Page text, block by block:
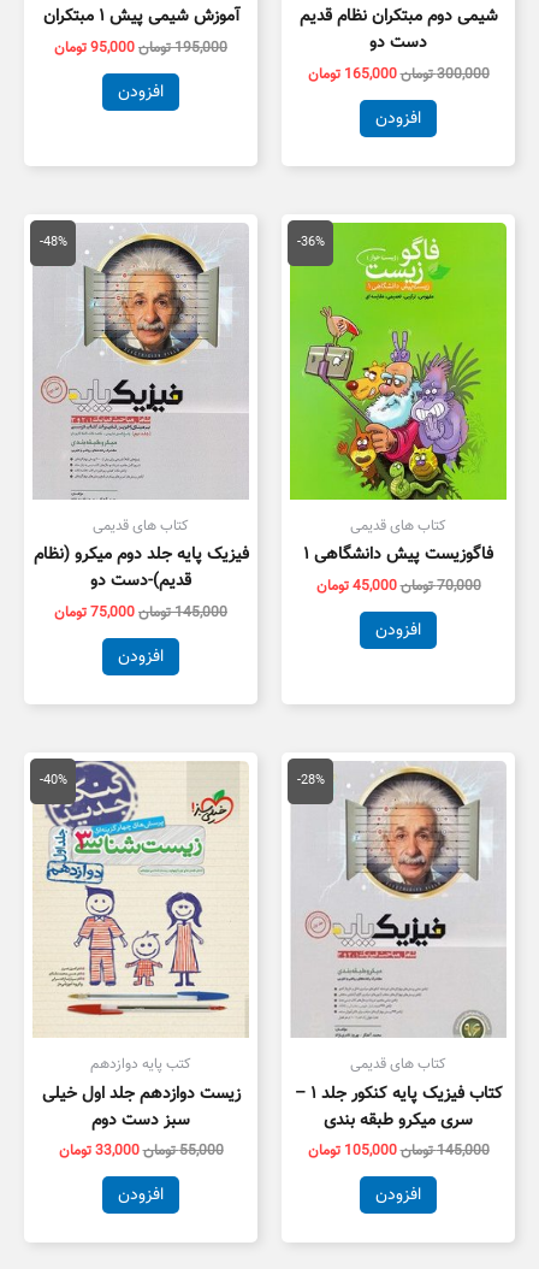
شیمی دوم مبتکران نظام قدیم
دست دو
300,000تومان165,000 تومان
افزودن
آموزش شیمی پیش ۱ مبتکران
195,000تومان95,000تومان
افزودن
-36%
کتاب های قدیمی
فاگوزیست پیش دانشگاهی ۱
70,000تومان
قیمت
اصلی
70,000 تومان
بود.
45,000تومان
قیمت
فعلی
افزودن
-48%
کتاب های قدیمی
فیزیک پایه جلد دوم میکرو (نظام
قدیم)-دست دو
145,000تومان
قیمت
اصلی
145,000 تومان
بود.
75,000تومان
قیمت
فعلی
افزودن
-28%
کتاب های قدیمی
کتاب فیزیک پایه کنکور جلد ۱ –
سری میکرو طبقه بندی
145,000تومان
قیمت
اصلی
145,000 تومان
بود.
105,000 تومان
قیمت
فعلی
105,000 تومان
افزودن
-40%
کتب پایه دوازدهم
زیست دوازدهم جلد اول خیلی
سبز دست دوم
55,000تومان
قیمت
اصلی
55,000 تومان
بود.
33,000تومان
قیمت
فعلی
است.
افزودن